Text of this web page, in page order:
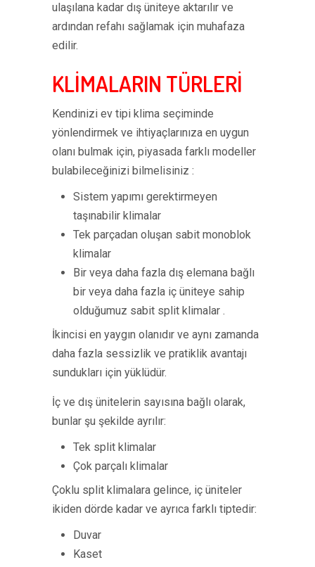
ulaşılana kadar dış üniteye aktarılır ve
ardından refahı sağlamak için muhafaza
edilir.
KLİMALARIN TÜRLERİ
Kendinizi ev tipi klima seçiminde
yönlendirmek ve ihtiyaçlarınıza en uygun
olanı bulmak için, piyasada farklı modeller
bulabileceğinizi bilmelisiniz :
Sistem yapımı gerektirmeyen
taşınabilir klimalar
Tek parçadan oluşan sabit monoblok
klimalar
Bir veya daha fazla dış elemana bağlı
bir veya daha fazla iç üniteye sahip
olduğumuz sabit split klimalar .
İkincisi en yaygın olanıdır ve aynı zamanda
daha fazla sessizlik ve pratiklik avantajı
sundukları için yüklüdür.
İç ve dış ünitelerin sayısına bağlı olarak,
bunlar şu şekilde ayrılır:
Tek split klimalar
Çok parçalı klimalar
Çoklu split klimalara gelince, iç üniteler
ikiden dörde kadar ve ayrıca farklı tiptedir:
Duvar
Kaset